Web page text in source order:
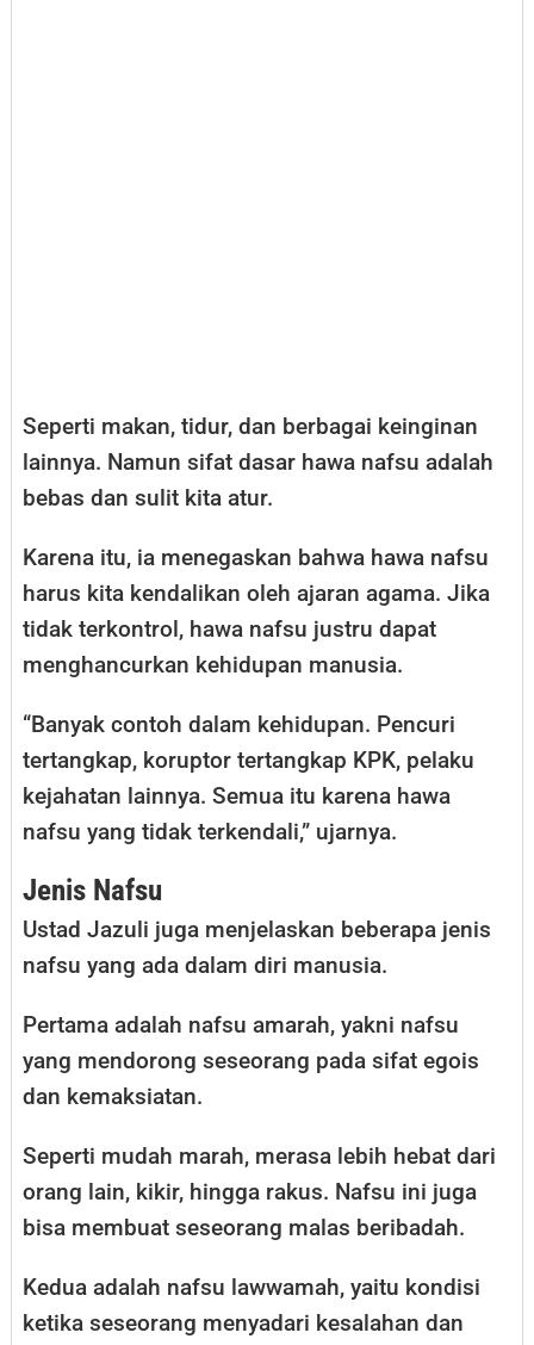
Seperti makan, tidur, dan berbagai keinginan
lainnya. Namun sifat dasar hawa nafsu adalah
bebas dan sulit kita atur.
Karena itu, ia menegaskan bahwa hawa nafsu
harus kita kendalikan oleh ajaran agama. Jika
tidak terkontrol, hawa nafsu justru dapat
menghancurkan kehidupan manusia.
“Banyak contoh dalam kehidupan. Pencuri
tertangkap, koruptor tertangkap KPK, pelaku
kejahatan lainnya. Semua itu karena hawa
nafsu yang tidak terkendali,” ujarnya.
Jenis Nafsu
Ustad Jazuli juga menjelaskan beberapa jenis
nafsu yang ada dalam diri manusia.
Pertama adalah nafsu amarah, yakni nafsu
yang mendorong seseorang pada sifat egois
dan kemaksiatan.
Seperti mudah marah, merasa lebih hebat dari
orang lain, kikir, hingga rakus. Nafsu ini juga
bisa membuat seseorang malas beribadah.
Kedua adalah nafsu lawwamah, yaitu kondisi
ketika seseorang menyadari kesalahan dan